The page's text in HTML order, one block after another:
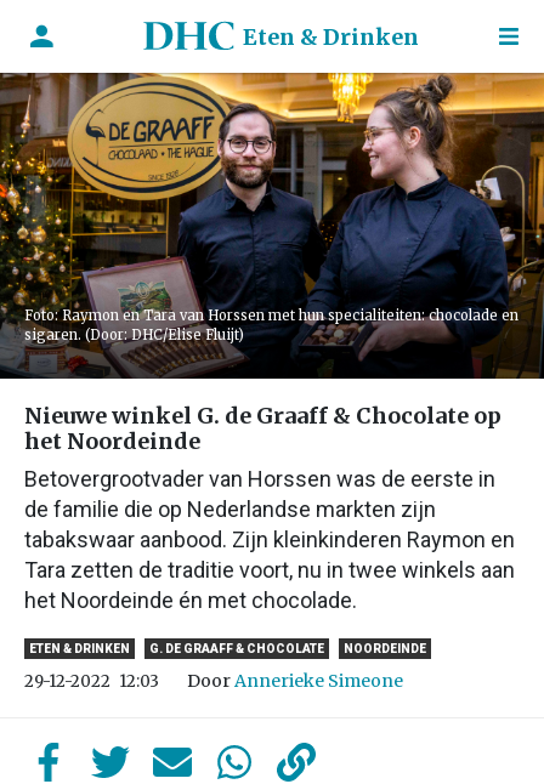
Eten & Drinken
Foto: Raymon en Tara van Horssen met hun specialiteiten: chocolade en
sigaren. (Door: DHC/Elise Fluijt)
Nieuwe winkel G. de Graaff & Chocolate op
het Noordeinde
Betovergrootvader van Horssen was de eerste in
de familie die op Nederlandse markten zijn
tabakswaar aanbood. Zijn kleinkinderen Raymon en
Tara zetten de traditie voort, nu in twee winkels aan
het Noordeinde én met chocolade.
ETEN & DRINKEN G. DE GRAAFF & CHOCOLATE NOORDEINDE
29-12-2022 12:03 DoorAnnerieke Simeone